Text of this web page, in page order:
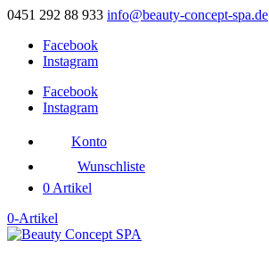
0451 292 88 933 info@beauty-concept-spa.de
Facebook
Instagram
Facebook
Instagram
Konto
Wunschliste
0 Artikel
0-Artikel